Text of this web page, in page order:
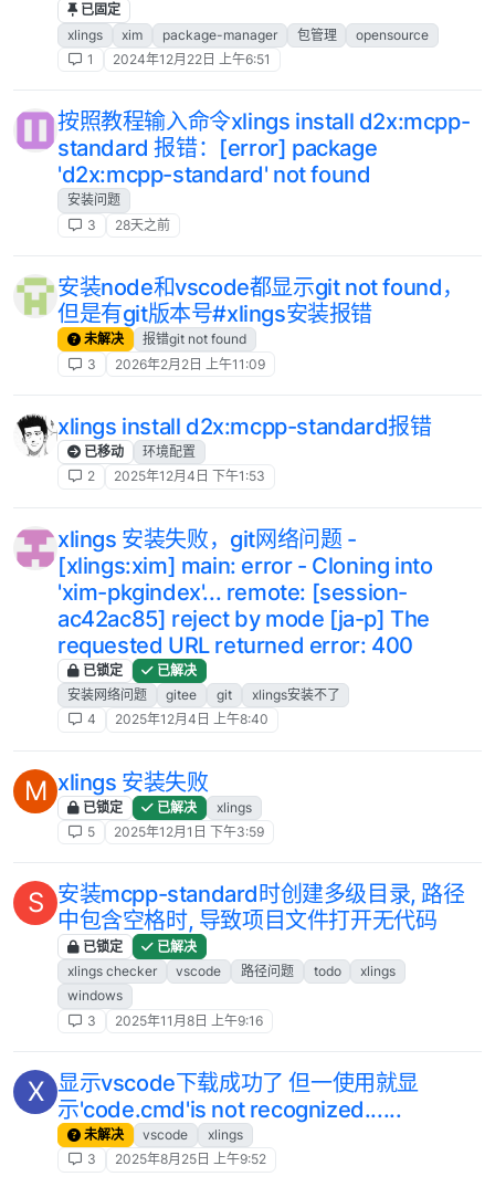
已固定
xlings
xim package-manager 包管理
opensource
1
2024年12月22日 上午6:51
按照教程输入命令xlings install d2x:mcpp-
standard 报错：[error] package
'd2x:mcpp-standard' not found
安装问题
3
28天之前
安装node和vscode都显示git not found，
但是有git版本号#xlings安装报错
未解决
报错git not found
3
2026年2月2日 上午11:09
xlings install d2x:mcpp-standard报错
已移动
环境配置
2
2025年12月4日 下午1:53
xlings 安装失败，git网络问题 -
[xlings:xim] main: error - Cloning into
'xim-pkgindex'... remote: [session-
ac42ac85] reject by mode [ja-p] The
requested URL returned error: 400
已锁定
已解决
安装网络问题
gitee git
xlings安装不了
4
2025年12月4日 上午8:40
M xlings 安装失败
已锁定 已解决
xlings
5
2025年12月1日 下午3:59
S 安装mcpp-standard时创建多级目录, 路径
中包含空格时, 导致项目文件打开无代码
已锁定
已解决
xlings checker
vscode 路径问题 todo
xlings
windows
3
2025年11月8日 上午9:16
X 显示vscode下载成功了 但一使用就显
示'code.cmd'is not recognized......
未解决 vscode
xlings
3
2025年8月25日 上午9:52